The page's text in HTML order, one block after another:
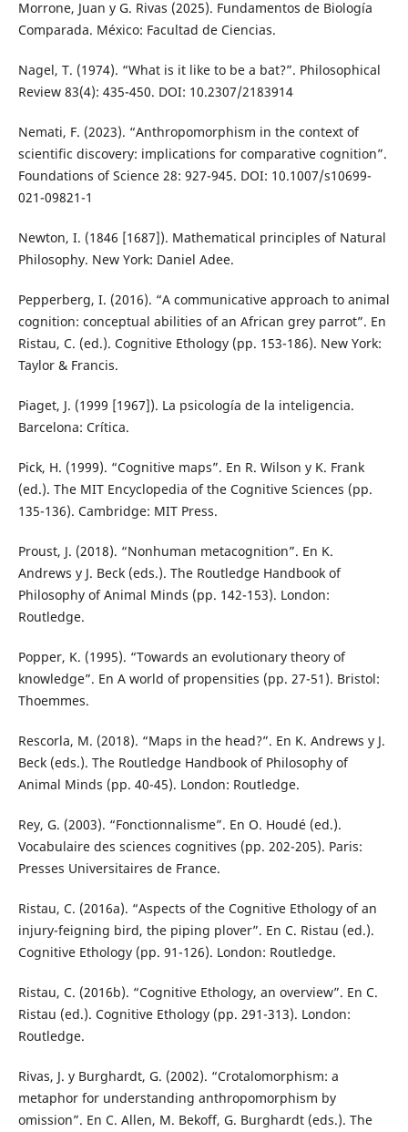
Morrone, Juan y G. Rivas (2025). Fundamentos de Biología
Comparada. México: Facultad de Ciencias.
Nagel, T. (1974). “What is it like to be a bat?”. Philosophical
Review 83(4): 435-450. DOI: 10.2307/2183914
Nemati, F. (2023). “Anthropomorphism in the context of
scientific discovery: implications for comparative cognition”.
Foundations of Science 28: 927-945. DOI: 10.1007/s10699-
021-09821-1
Newton, I. (1846 [1687]). Mathematical principles of Natural
Philosophy. New York: Daniel Adee.
Pepperberg, I. (2016). “A communicative approach to animal
cognition: conceptual abilities of an African grey parrot”. En
Ristau, C. (ed.). Cognitive Ethology (pp. 153-186). New York:
Taylor & Francis.
Piaget, J. (1999 [1967]). La psicología de la inteligencia.
Barcelona: Crítica.
Pick, H. (1999). “Cognitive maps”. En R. Wilson y K. Frank
(ed.). The MIT Encyclopedia of the Cognitive Sciences (pp.
135-136). Cambridge: MIT Press.
Proust, J. (2018). “Nonhuman metacognition”. En K.
Andrews y J. Beck (eds.). The Routledge Handbook of
Philosophy of Animal Minds (pp. 142-153). London:
Routledge.
Popper, K. (1995). “Towards an evolutionary theory of
knowledge”. En A world of propensities (pp. 27-51). Bristol:
Thoemmes.
Rescorla, M. (2018). “Maps in the head?”. En K. Andrews y J.
Beck (eds.). The Routledge Handbook of Philosophy of
Animal Minds (pp. 40-45). London: Routledge.
Rey, G. (2003). “Fonctionnalisme”. En O. Houdé (ed.).
Vocabulaire des sciences cognitives (pp. 202-205). Paris:
Presses Universitaires de France.
Ristau, C. (2016a). “Aspects of the Cognitive Ethology of an
injury-feigning bird, the piping plover”. En C. Ristau (ed.).
Cognitive Ethology (pp. 91-126). London: Routledge.
Ristau, C. (2016b). “Cognitive Ethology, an overview”. En C.
Ristau (ed.). Cognitive Ethology (pp. 291-313). London:
Routledge.
Rivas, J. y Burghardt, G. (2002). “Crotalomorphism: a
metaphor for understanding anthropomorphism by
omission”. En C. Allen, M. Bekoff, G. Burghardt (eds.). The